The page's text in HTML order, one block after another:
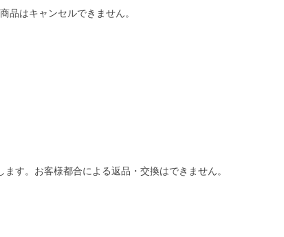
品はキャンセルできません。
す。お客様都合による返品・交換はできません。